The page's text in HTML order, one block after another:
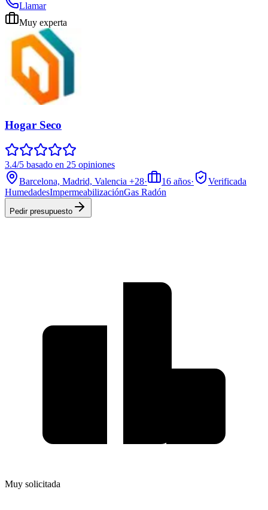
Llamar
Muy experta
Hogar Seco
3.4/5 basado en 25 opiniones
Barcelona, Madrid, Valencia +28· 16 años·
Verificada
HumedadesImpermeabilizaciónGas Radón
Pedir presupuesto
Muy solicitada